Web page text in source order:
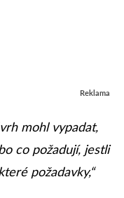
Reklama
mohl vypadat,
co požadují, jestli
požadavky,“